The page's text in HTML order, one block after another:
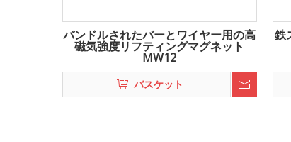
バンドルされたバーとワイヤー用の高
磁気強度リフティングマグネット
MW12
バスケット
鉄